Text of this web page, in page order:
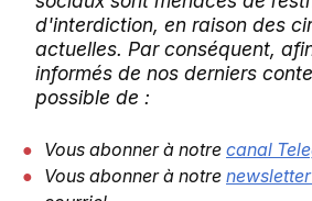
d'interdiction, en raison des
actuelles. Par conséquent,
informés de nos derniers
possible de :
Vous abonner à notre canal
Vous abonner à notre